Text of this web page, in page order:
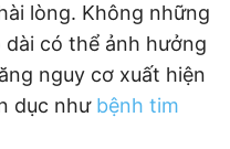
lòng. Không những
có thể ảnh hưởng
nguy cơ xuất hiện
dục như bệnh tim